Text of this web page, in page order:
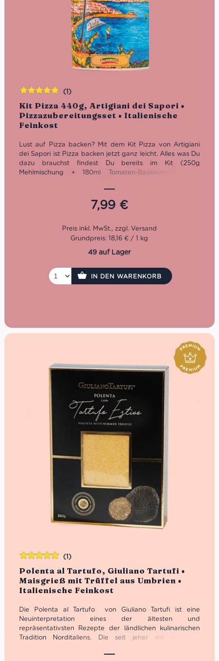
Kit Pizza 440g, Artigiani dei Sapori •
Pizzazubereitungsset • Italienische
Feinkost
(1)
Lust auf Pizza backen? Mit dem Kit Pizza von Artigiani
dei Sapori ist Pizza backen jetzt ganz leicht. Alles was Du
dazu brauchst findest Du bereits im Kit (250g
Mehlmischung + 180ml Tomaten-Basilikum-Sauce +
Anleitung von Artigiani dei Sapori wirst auch Du zum
erstklassigen Pizzabäcker!7,99 €
Bewertet
mit5.00von
5
Grundpreis: 18,16 € / 1 kg
49 auf Lager
IN DEN WARENKORB
Polenta al Tartufo, Giuliano Tartufi •
Maisgrieß mit Trüffel aus Umbrien •
Italienische Feinkost
(1)
Die Polenta al Tartufo von Giuliano Tartufi ist eine
Neuinterpretation eines der ältesten und
repräsentativsten Rezepte der ländlichen kulinarischen
Tradition Norditaliens. Die seit jeher mit Maismehl
zu einem vielseitigen Gericht mit vielen regionalen
Bewertet
mit5.00von
5